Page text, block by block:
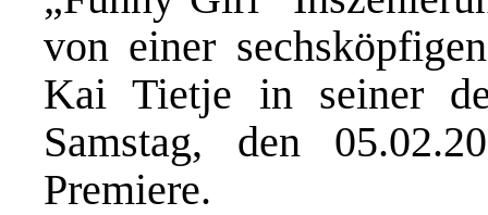
von einer
Kai Tietje in seiner
Samstag, den
Premiere.